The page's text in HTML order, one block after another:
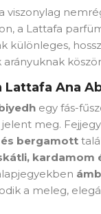
viszonylag
a Lattafa
különleges,
arányuknak
Lattafa Ana
egy fás-
jelent meg.
bergamott
kardamom
a meleg,